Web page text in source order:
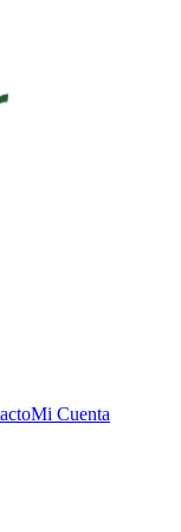
Mi Cuenta